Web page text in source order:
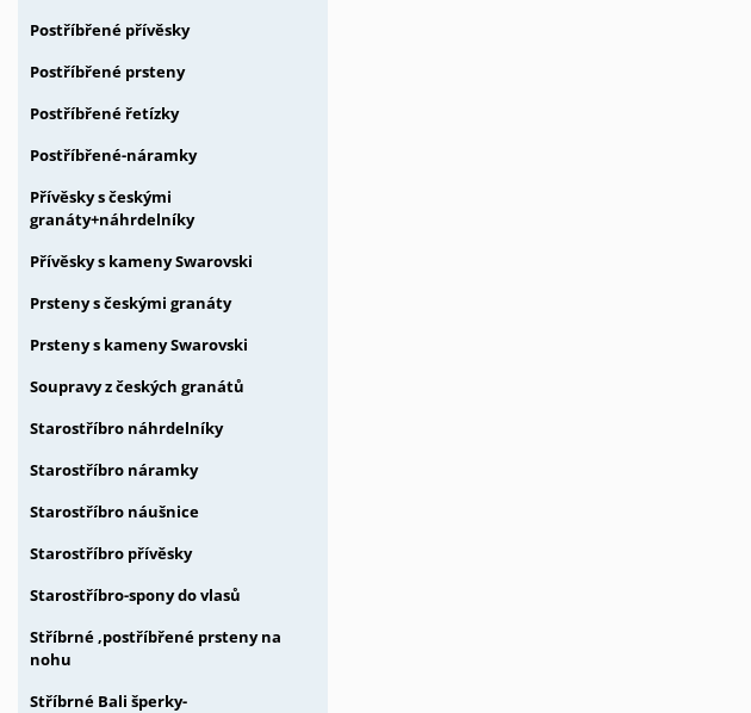
Postříbřené přívěsky
Postříbřené prsteny
Postříbřené řetízky
Postříbřené-náramky
Přívěsky s českými
granáty+náhrdelníky
Přívěsky s kameny Swarovski
Prsteny s českými granáty
Prsteny s kameny Swarovski
Soupravy z českých granátů
Starostříbro náhrdelníky
Starostříbro náramky
Starostříbro náušnice
Starostříbro přívěsky
Starostříbro-spony do vlasů
Stříbrné ,postříbřené prsteny na
nohu
Stříbrné Bali šperky-